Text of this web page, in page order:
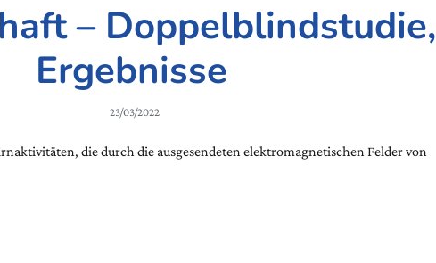
– Doppelblindstudie,
Ergebnisse
23/03/2022
die durch die ausgesendeten elektromagnetischen Felder von